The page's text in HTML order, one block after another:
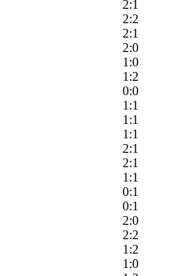
2:1
2:2
2:1
2:0
1:0
1:2
0:0
1:1
1:1
1:1
2:1
2:1
1:1
0:1
0:1
2:0
2:2
1:2
1:0